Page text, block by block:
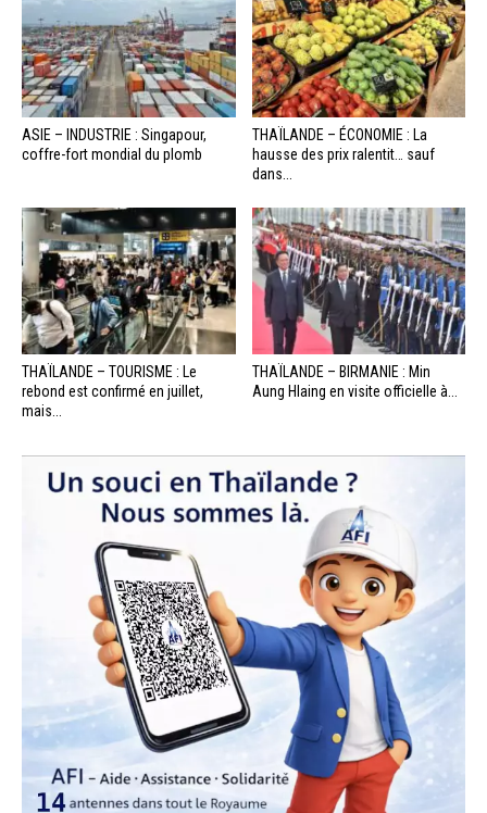
ASIE – INDUSTRIE : Singapour,
coffre-fort mondial du plomb
THAÏLANDE – ÉCONOMIE : La
hausse des prix ralentit… sauf
dans...
THAÏLANDE – TOURISME : Le
rebond est confirmé en juillet,
mais...
THAÏLANDE – BIRMANIE : Min
Aung Hlaing en visite officielle à...